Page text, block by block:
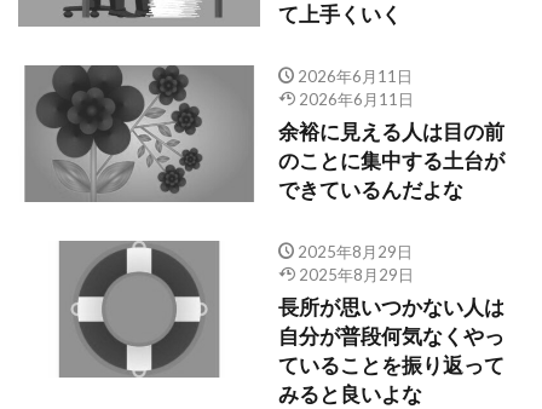
て上手くいく
2026年6月11日
2026年6月11日
余裕に見える人は目の前
のことに集中する土台が
できているんだよな
2025年8月29日
2025年8月29日
長所が思いつかない人は
自分が普段何気なくやっ
ていることを振り返って
みると良いよな